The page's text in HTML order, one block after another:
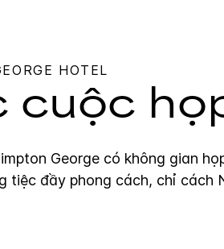
HOTEL
cuộc
George có không gian
tiệc đầy phong cách, chỉ cách